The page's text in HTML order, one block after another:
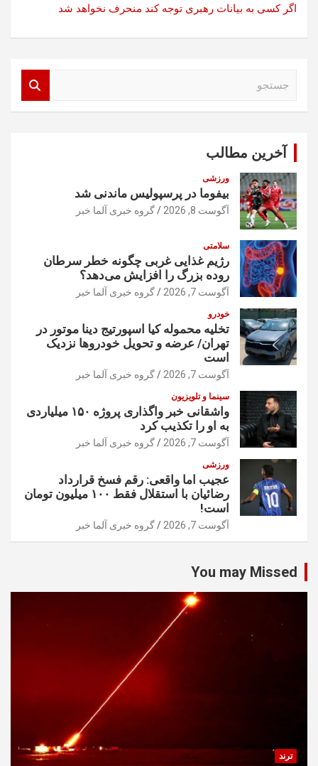
اگر کسی به بیانات رهبری توجه کند منحرف نخواهد شد
آخرین مطالب
ورزشی
بیفوما در پرسپولیس ماندنی شد
آگوست 8, 2026 گروه خبری آلما خبر
سلامتی
رژیم غذایی غربی چگونه خطر سرطان
روده بزرگ را افزایش می‌دهد؟
آگوست 7, 2026 گروه خبری آلما خبر
خودرو
تخلیه محموله کیا اسپورتیج دینا موتور در
تهران/ عرضه و تحویل خودروها نزدیک
است
آگوست 7, 2026 گروه خبری آلما خبر
سینما و تلویزیون
واشقانی خبر واگذاری پروژه ۱۵۰ میلیاردی
به او را تکذیب کرد
آگوست 7, 2026 گروه خبری آلما خبر
ورزشی
عجیب اما واقعی: رقم فسخ قرارداد
رضائیان با استقلال فقط ۱۰۰ میلیون تومان
است!
آگوست 7, 2026 گروه خبری آلما خبر
You may Missed
ترند